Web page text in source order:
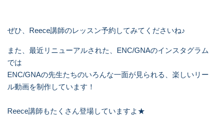
ぜひ、Reece講師のレッスン予約してみてくださいね♪
また、最近リニューアルされた、ENC/GNAのインスタグラム
では
ENC/GNAの先生たちのいろんな一面が見られる、楽しいリー
ル動画を制作しています！
Reece講師もたくさん登場していますよ★